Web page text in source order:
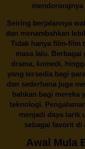
Seiring berjalannya
dan menambahkan
Tidak hanya film-film
masa lalu. Berbagai
drama, komedi,
yang tersedia bagi
dan sederhana juga
bahkan bagi mereka
teknologi.
menjadi daya tarik
sebagai favorit di
Awal Mula